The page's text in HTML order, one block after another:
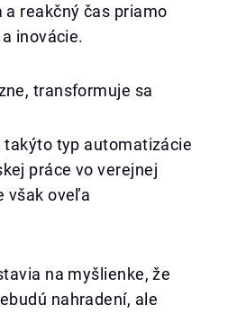
a reakčný čas priamo
inovácie.
transformuje sa
takýto typ automatizácie
práce vo verejnej
však oveľa
na myšlienke, že
nahradení, ale